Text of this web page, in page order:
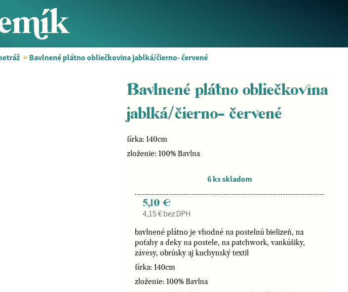
> Bavlnené plátno obliečkovina jablká/čierno- červené
Bavlnené plátno obliečkovina
jablká/čierno- červené
šírka: 140cm
zloženie: 100% Bavlna
6 ks skladom
5,10 €
4,15 € bez DPH
bavlnené plátno je vhodné na postelnú bielizeň, na
poťahy a deky na postele, na patchwork, vankúšiky,
závesy, obrúsky aj kuchynský textil
šírka: 140cm
zloženie: 100% Bavlna